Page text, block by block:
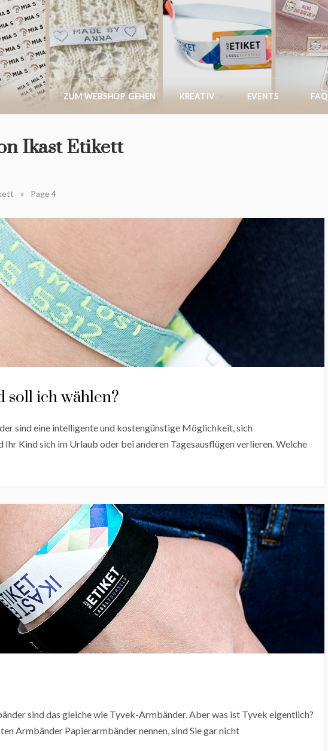
IKASTETIKETT.AT
ZUM WEBSHOP GEHEN KREATIV EVENTS FAQ
Ikast Etikett
» Page 4
soll ich wählen?
sind eine intelligente und kostengünstige Möglichkeit, sich
Ihr Kind sich im Urlaub oder bei anderen Tagesausflügen verlieren. Welche
sind das gleiche wie Tyvek-Armbänder. Aber was ist Tyvek eigentlich?
Armbänder Papierarmbänder nennen, sind Sie gar nicht